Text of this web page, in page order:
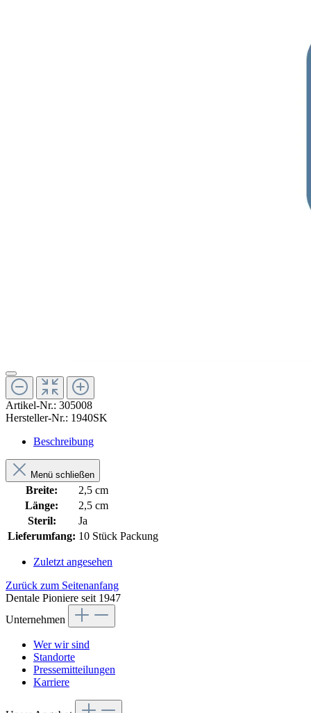
Artikel-Nr.: 305008
Hersteller-Nr.: 1940SK
Beschreibung
Menü schließen
Breite:
2,5 cm
Länge:
2,5 cm
Steril:
Ja
Lieferumfang: 10 Stück Packung
Zuletzt angesehen
Zurück zum Seitenanfang
Dentale Pioniere seit 1947
Unternehmen
Wer wir sind
Standorte
Pressemitteilungen
Karriere